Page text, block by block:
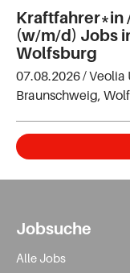
Kraftfahrer*in
(w/m/d) Jobs
Wolfsburg
07.08.2026 /Veolia
Braunschweig,
Jobsuche
Alle Jobs